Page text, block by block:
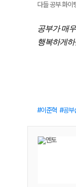
다들 공부 화이
공부가 매
행복하게
이준혁 공부